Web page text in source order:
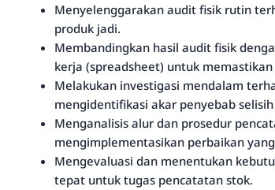
Menyelenggarakan audit fisik rutin
produk jadi.
Membandingkan hasil audit fisik
kerja (spreadsheet) untuk memastikan
Melakukan investigasi mendalam
mengidentifikasi akar penyebab
Menganalisis alur dan prosedur
mengimplementasikan perbaikan
Mengevaluasi dan menentukan
tepat untuk tugas pencatatan stok.